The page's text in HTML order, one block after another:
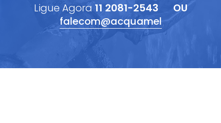
Ligue Agora 11 2081-2543
OU
falecom@acquamel